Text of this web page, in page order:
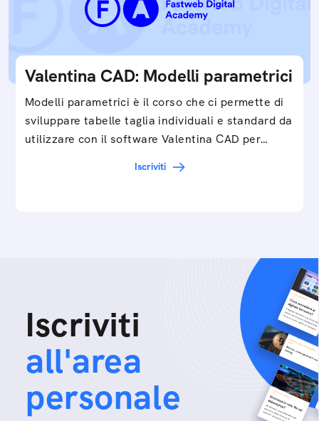
Valentina CAD: Modelli parametrici
Modelli parametrici è il corso che ci permette di
sviluppare tabelle taglia individuali e standard da
utilizzare con il software Valentina CAD per…
Iscriviti
Iscriviti
all'area
personale